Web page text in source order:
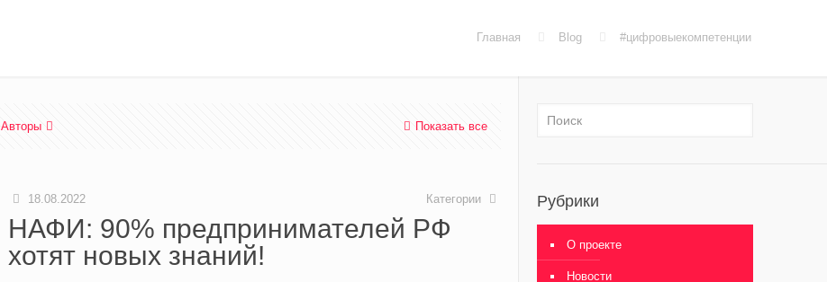
Главная Blog #цифровыекомпетенции
Авторы Показать все
18.08.2022 Категории
НАФИ: 90% предпринимателей РФ
хотят новых знаний!
Рубрики
О проекте
Новости